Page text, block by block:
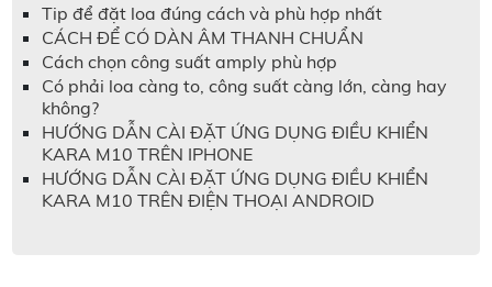
Tip để đặt loa đúng cách và phù hợp nhất
CÁCH ĐỂ CÓ DÀN ÂM THANH CHUẨN
Cách chọn công suất amply phù hợp
Có phải loa càng to, công suất càng lớn, càng hay
không?
HƯỚNG DẪN CÀI ĐẶT ỨNG DỤNG ĐIỀU KHIỂN
KARA M10 TRÊN IPHONE
HƯỚNG DẪN CÀI ĐẶT ỨNG DỤNG ĐIỀU KHIỂN
KARA M10 TRÊN ĐIỆN THOẠI ANDROID